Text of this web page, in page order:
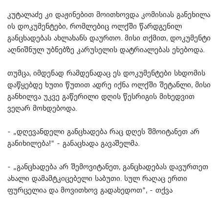
კუტალაძე კი დაჟინებით მოითხოვდა კომისიას განეხილა
ის დოკუმენტები, რომლებიც ოლქში წარდგენილ
განცხადებას ახლახანს დაურთო. მისი თქმით, დოკუმენტი
აღნიშნულ უბნებზე კარუსელის დატრიალებას ეხებოდა.
თუმცა, იმდენად რამდენადაც ეს დოკუმენტები სხდომის
დაწყებდე ხუთი წუთით ადრე იქნა ოლქში შეტანლი, მისი
განხილვა უკვე გაწერილი დღის წესრიგის მიხედვით
ვეღარ მოხდებოდა.
- „დღევანდელი განცხადება რაც დღეს შმოიტანეთ არ
განიხილება!“ - განაცხადა გავაშელმა.
- „განცხადება არ შემოვიტანეთ, განცხადებას დავურთეთ
ახალი დამამტკიცებელი საბუთი. სულ რაღაც ერთი
ფურცელია და მოვითხოვ გადახედოთ“, - თქვა